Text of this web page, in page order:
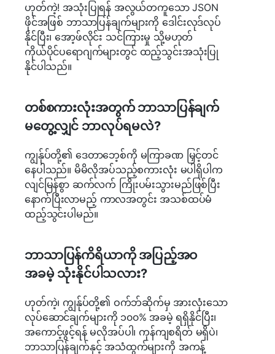
ဟုတ်ကဲ့! အသုံးပြုရန် အလွယ်တကူသော JSON
ဖိုင်အဖြစ် ဘာသာပြန်ချက်များကို ဒေါင်းလုဒ်လုပ်
နိုင်ပြီး၊ အော့ဖ်လိုင်း သင်ကြားမှု သို့မဟုတ်
ကိုယ်ပိုင်ပရောဂျက်များတွင် ထည့်သွင်းအသုံးပြု
နိုင်ပါသည်။
တစ်စကားလုံးအတွက် ဘာသာပြန်ချက်
မတွေ့လျှင် ဘာလုပ်ရမလဲ?
ကျွန်ုပ်တို့၏ ဒေတာဘေ့စ်ကို မကြာခဏ မြှင့်တင်
နေပါသည်။ မိမိလိုအပ်သည့်စကားလုံး မပါရှိပါက
လျင်မြန်စွာ ဆက်လက် ကြိုးပမ်းသွားမည်ဖြစ်ပြီး
နောက်ပြီးလာမည့် ကာလအတွင်း အသစ်ထပ်မံ
ထည့်သွင်းပါမည်။
ဘာသာပြန်ကိရိယာကို အပြည့်အဝ
အခမဲ့ သုံးနိုင်ပါသလား?
ဟုတ်ကဲ့၊ ကျွန်ုပ်တို့၏ ဝက်ဘ်ဆိုက်မှ အားလုံးသော
လုပ်ဆောင်ချက်များကို ၁၀၀% အခမဲ့ ရရှိနိုင်ပြီး၊
အကောင့်ဖွင့်ရန် မလိုအပ်ပါ၊ ကုန်ကျစရိတ် မရှိပဲ၊
ဘာသာပြန်ချက်နှင့် အသံထွက်များကို အကန့်